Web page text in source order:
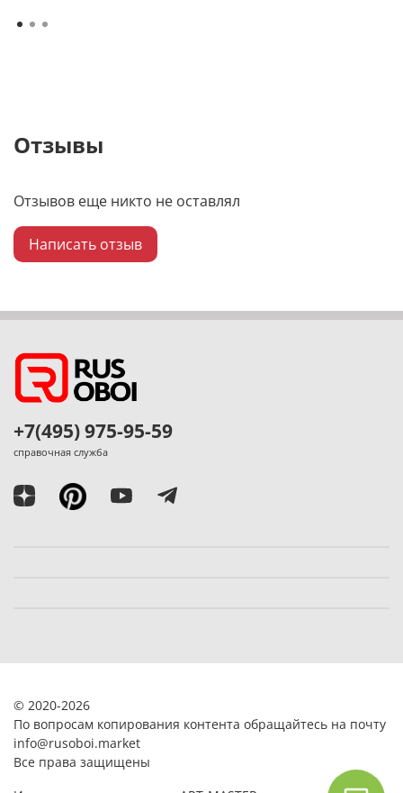
Отзывы
Отзывов еще никто не оставлял
Написать отзыв
+7(495) 975-95-59
справочная служба
© 2020-2026
По вопросам копирования контента обращайтесь на почту
info@rusoboi.market
Все права защищены